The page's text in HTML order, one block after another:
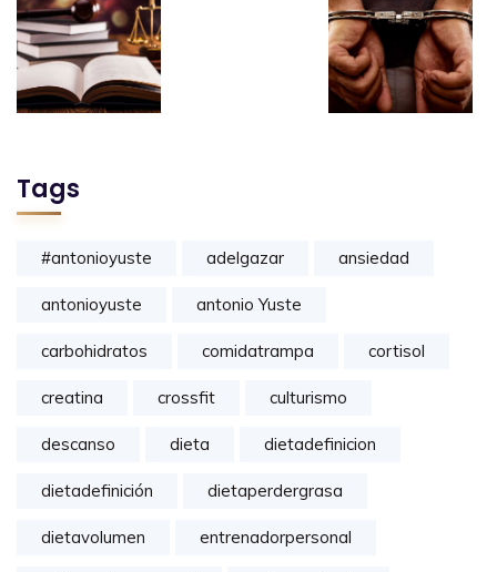
Tags
#antonioyuste adelgazar ansiedad
antonioyuste antonio Yuste
carbohidratos comidatrampa cortisol
creatina crossfit culturismo
descanso dieta dietadefinicion
dietadefinición dietaperdergrasa
dietavolumen entrenadorpersonal